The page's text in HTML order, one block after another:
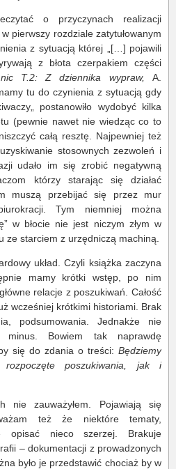
o przyczynach realizacji
pierwszy rozdziale zatytułowanym
z sytuacją której „[…] pojawili
z błota czerpakiem części
T.2: Z dziennika wypraw,
A.
tu do czynienia z sytuacją gdy
postanowiło wydobyć kilka
(pewnie nawet nie wiedząc co to
całą resztę. Najpewniej też
stosownych zezwoleń i
udało im się zrobić negatywną
którzy starając się działać
muszą przebijać się przez mur
Tym niemniej można
w błocie nie jest niczym złym w
ze starciem z urzędniczą machiną.
układ. Czyli książka zaczyna
mamy krótki wstęp, po nim
relacje z poszukiwań. Całość
wcześniej krótkimi historiami. Brak
podsumowania. Jednakże nie
Bowiem tak naprawdę
się do zdania o treści: Będziemy
poszukiwania, jak i
zauważyłem. Pojawiają się
też że niektóre tematy,
opisać nieco szerzej. Brakuje
– dokumentacji z prowadzonych
było je przedstawić chociaż by w